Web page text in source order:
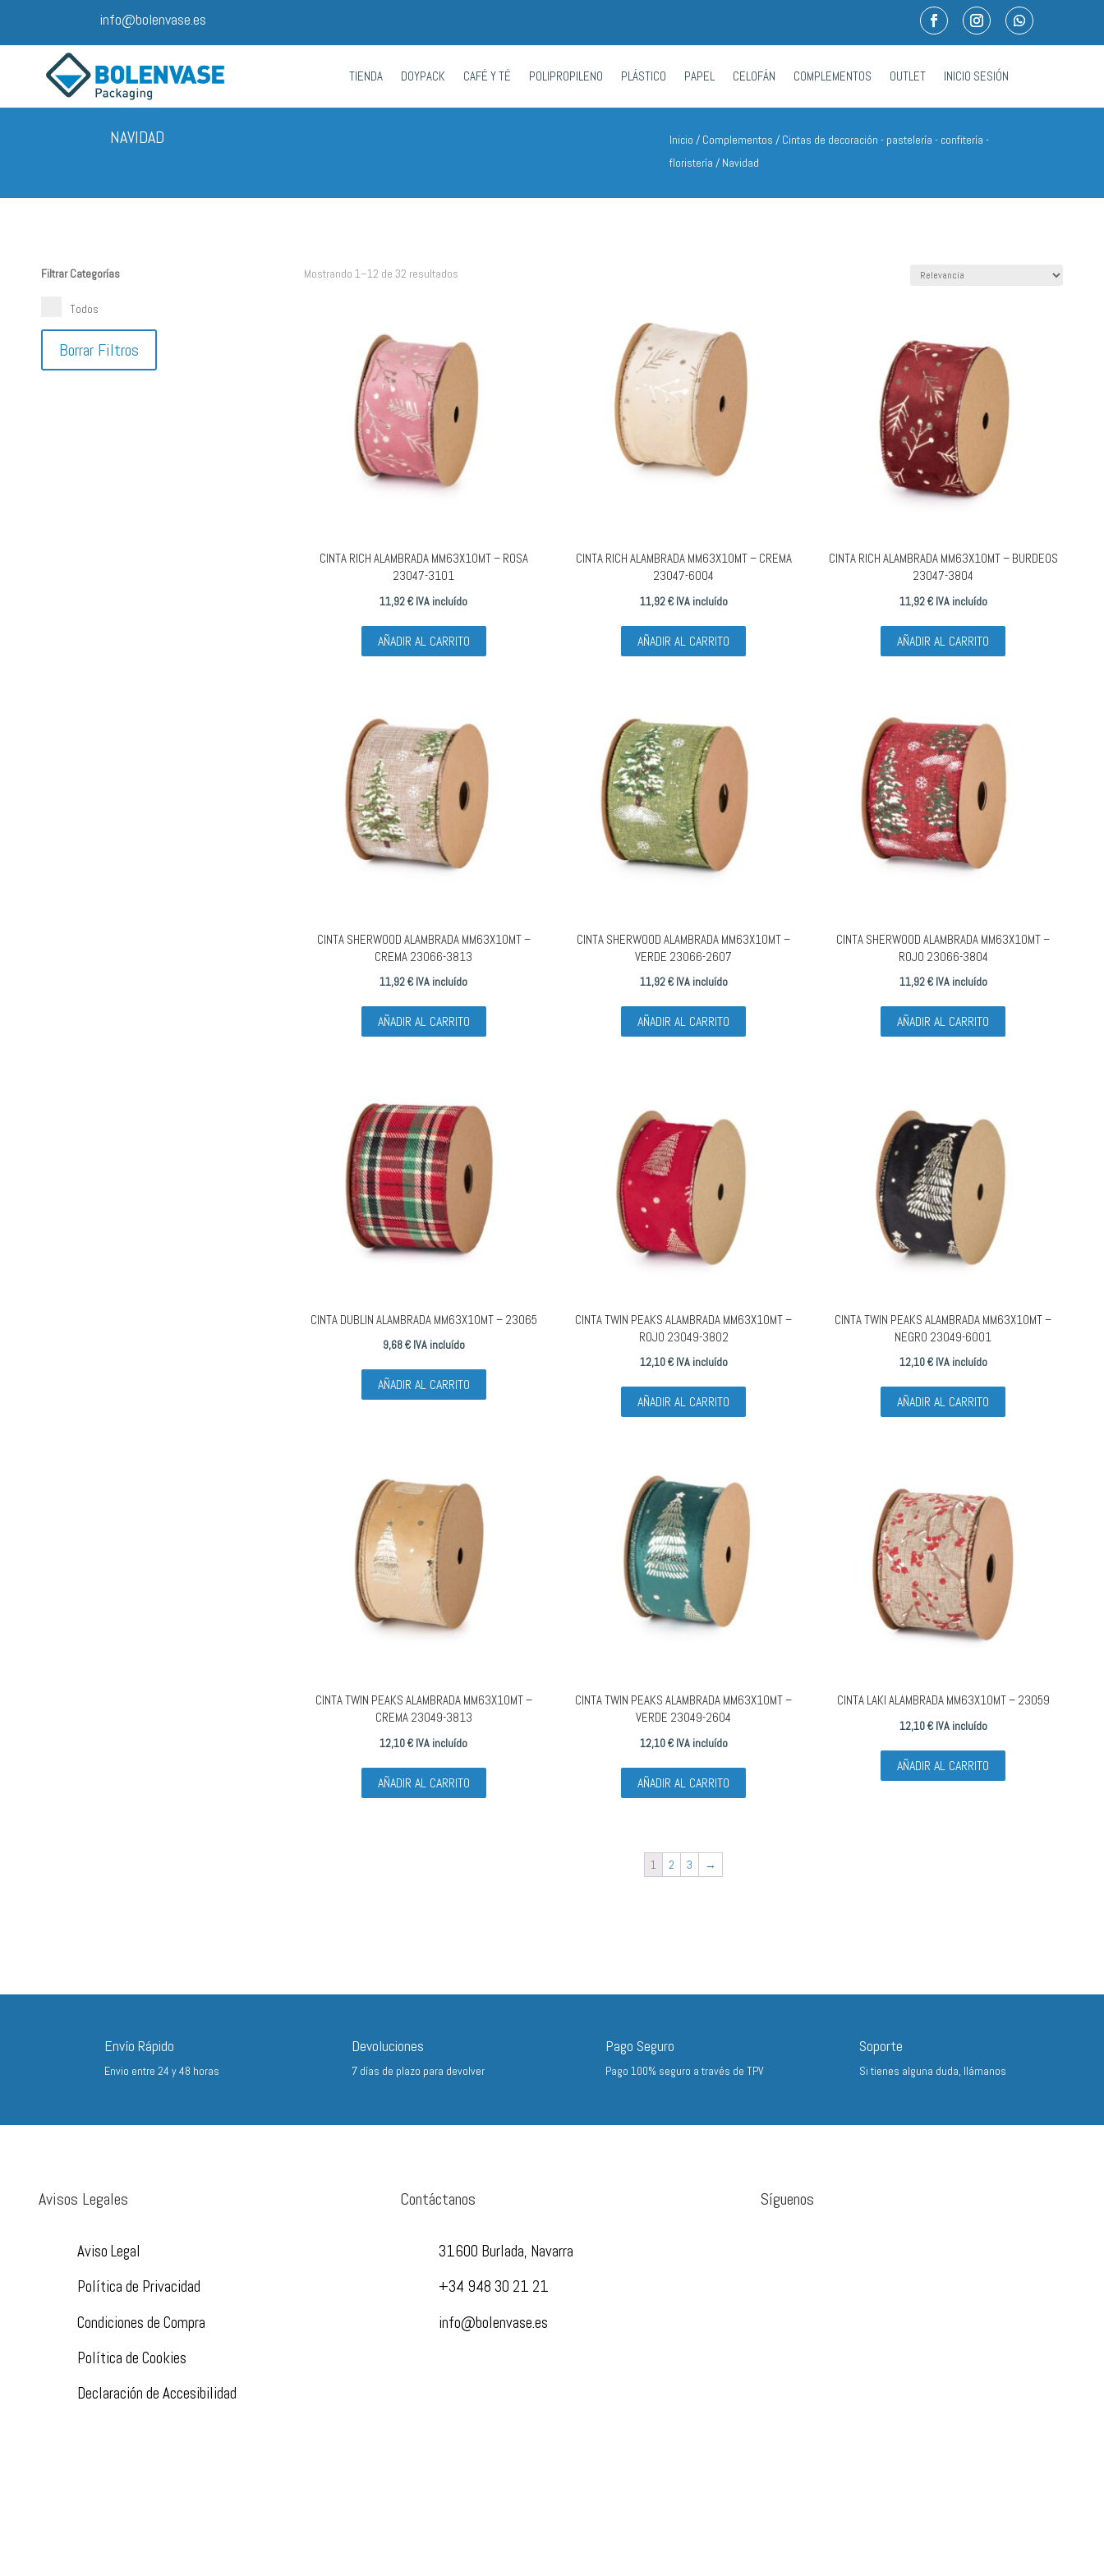
info@bolenvase.es
TIENDA DOYPACK CAFÉ Y TÉ POLIPROPILENO PLÁSTICO PAPEL CELOFÁN COMPLEMENTOS OUTLET INICIO SESIÓN
NAVIDAD Inicio / Complementos / Cintas de decoración - pastelería - confitería -
floristería / Navidad
Filtrar Categorías
Todos
Borrar Filtros
Mostrando 1–12 de 32 resultados
CINTA RICH ALAMBRADA MM63X10MT – ROSA
23047-3101
11,92€ IVA incluído
AÑADIR AL CARRITO
CINTA RICH ALAMBRADA MM63X10MT – CREMA
23047-6004
11,92€ IVA incluído
AÑADIR AL CARRITO
CINTA RICH ALAMBRADA MM63X10MT – BURDEOS
23047-3804
11,92€ IVA incluído
AÑADIR AL CARRITO
CINTA SHERWOOD ALAMBRADA MM63X10MT –
CREMA 23066-3813
11,92€ IVA incluído
AÑADIR AL CARRITO
CINTA SHERWOOD ALAMBRADA MM63X10MT –
VERDE 23066-2607
11,92€ IVA incluído
AÑADIR AL CARRITO
CINTA SHERWOOD ALAMBRADA MM63X10MT –
ROJO 23066-3804
11,92€ IVA incluído
AÑADIR AL CARRITO
CINTA DUBLIN ALAMBRADA MM63X10MT – 23065
9,68€ IVA incluído
AÑADIR AL CARRITO
CINTA TWIN PEAKS ALAMBRADA MM63X10MT –
ROJO 23049-3802
12,10€ IVA incluído
AÑADIR AL CARRITO
CINTA TWIN PEAKS ALAMBRADA MM63X10MT –
NEGRO 23049-6001
12,10€ IVA incluído
AÑADIR AL CARRITO
CINTA TWIN PEAKS ALAMBRADA MM63X10MT –
CREMA 23049-3813
12,10€ IVA incluído
AÑADIR AL CARRITO
CINTA TWIN PEAKS ALAMBRADA MM63X10MT –
VERDE 23049-2604
12,10€ IVA incluído
AÑADIR AL CARRITO
CINTA LAKI ALAMBRADA MM63X10MT – 23059
12,10€ IVA incluído
AÑADIR AL CARRITO
1 2 3 →
Envío Rápido
Envio entre 24 y 48 horas
Devoluciones
7 días de plazo para devolver
Pago Seguro
Pago 100% seguro a través de TPV
Soporte
Si tienes alguna duda, llámanos
Avisos Legales
Aviso Legal
Política de Privacidad
Condiciones de Compra
Política de Cookies
Declaración de Accesibilidad
Contáctanos
31600 Burlada, Navarra
+34 948 30 21 21
info@bolenvase.es
Síguenos